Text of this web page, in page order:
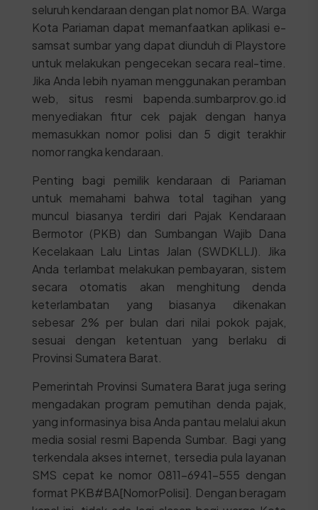
seluruh kendaraan dengan plat nomor BA. Warga
Kota Pariaman dapat memanfaatkan aplikasi e-
samsat sumbar yang dapat diunduh di Playstore
untuk melakukan pengecekan secara real-time.
Jika Anda lebih nyaman menggunakan peramban
web, situs resmi bapenda.sumbarprov.go.id
menyediakan fitur cek pajak dengan hanya
memasukkan nomor polisi dan 5 digit terakhir
nomor rangka kendaraan.
Penting bagi pemilik kendaraan di Pariaman
untuk memahami bahwa total tagihan yang
muncul biasanya terdiri dari Pajak Kendaraan
Bermotor (PKB) dan Sumbangan Wajib Dana
Kecelakaan Lalu Lintas Jalan (SWDKLLJ). Jika
Anda terlambat melakukan pembayaran, sistem
secara otomatis akan menghitung denda
keterlambatan yang biasanya dikenakan
sebesar 2% per bulan dari nilai pokok pajak,
sesuai dengan ketentuan yang berlaku di
Provinsi Sumatera Barat.
Pemerintah Provinsi Sumatera Barat juga sering
mengadakan program pemutihan denda pajak,
yang informasinya bisa Anda pantau melalui akun
media sosial resmi Bapenda Sumbar. Bagi yang
terkendala akses internet, tersedia pula layanan
SMS cepat ke nomor 0811-6941-555 dengan
format PKB#BA[NomorPolisi]. Dengan beragam